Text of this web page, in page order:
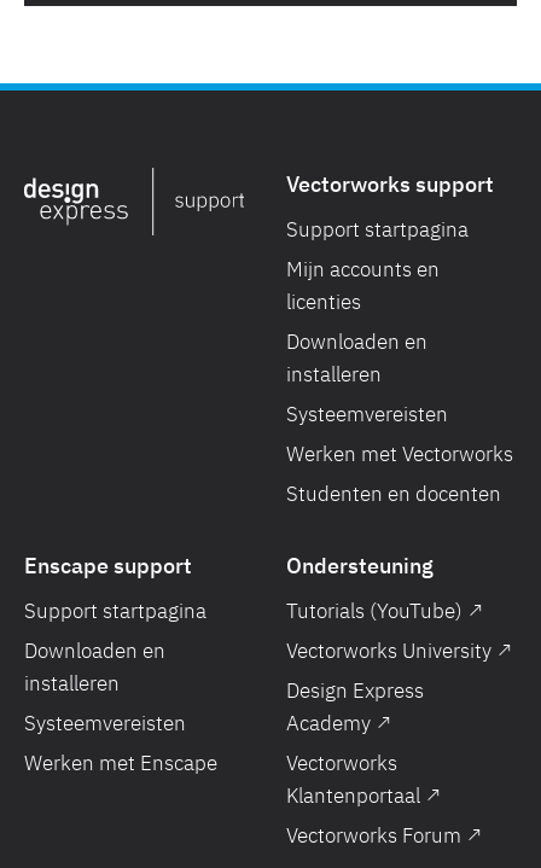
Vectorworks support
Support startpagina
Mijn accounts en
licenties
Downloaden en
installeren
Systeemvereisten
Werken met Vectorworks
Studenten en docenten
Enscape support
Support startpagina
Downloaden en
installeren
Systeemvereisten
Werken met Enscape
Ondersteuning
Tutorials (YouTube) ↗
Vectorworks University ↗
Design Express
Academy ↗
Vectorworks
Klantenportaal ↗
Vectorworks Forum ↗